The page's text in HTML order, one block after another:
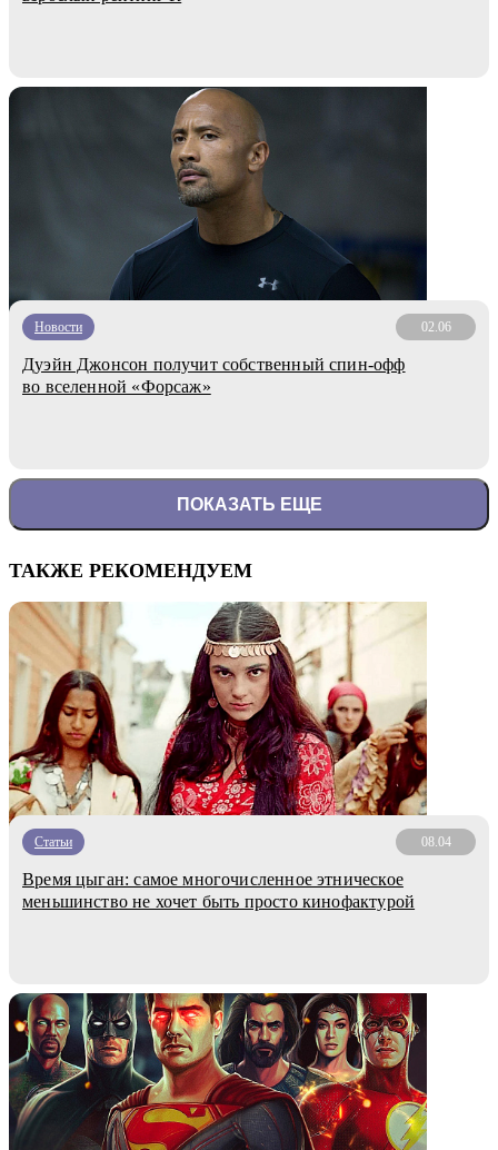
Новости 02.06
Дуэйн Джонсон получит собственный спин-офф
во вселенной «Форсаж»
ПОКАЗАТЬ ЕЩЕ
ТАКЖЕ РЕКОМЕНДУЕМ
Статьи 08.04
Время цыган: самое многочисленное этническое
меньшинство не хочет быть просто кинофактурой